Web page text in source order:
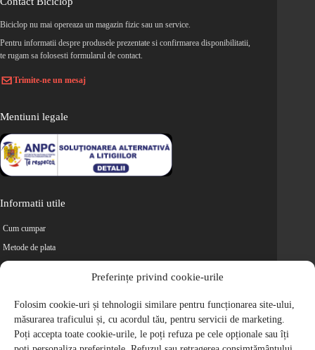
Preferințe privind cookie-urile
Folosim cookie-uri și tehnologii similare pentru funcționarea site-ului,
măsurarea traficului și, cu acordul tău, pentru servicii de marketing.
Poți accepta toate cookie-urile, le poți refuza pe cele opționale sau îți
Biciclop nu mai opereaza un magazin fizic sau un service.
Pentru informatii despre produsele prezentate si confirmarea disponibilitatii,
te rugam sa folosesti formularul de contact.
Trimite-ne un mesaj
Mentiuni legale
Informatii utile
Cum cumpar
Metode de plata
Retur
Cariere
Politica de Confidentialitate